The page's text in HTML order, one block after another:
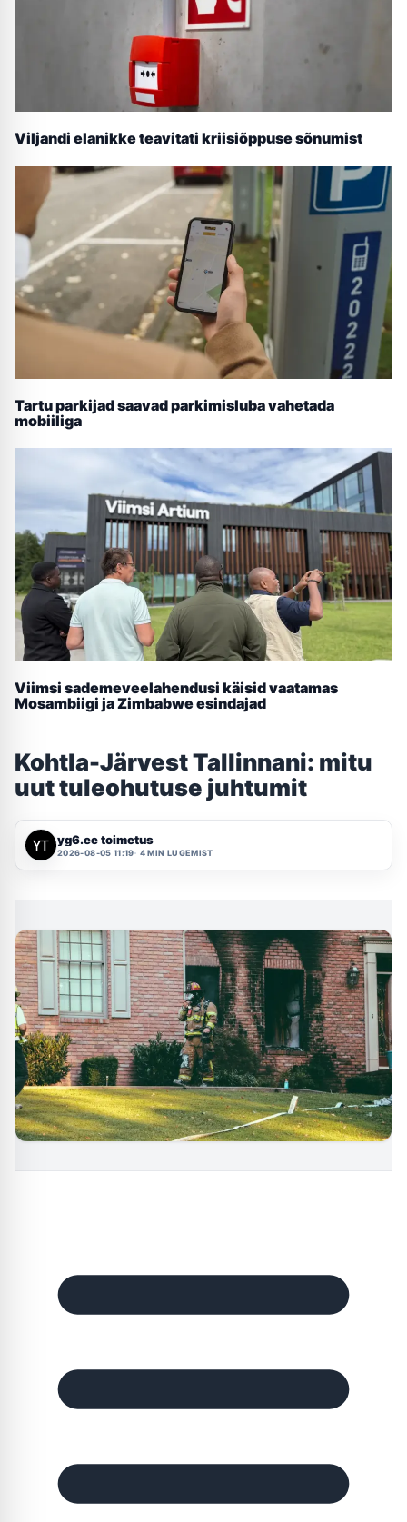
Viljandi elanikke teavitati kriisiõppuse sõnumist
Tartu parkijad saavad parkimisluba vahetada
mobiiliga
Viimsi sademeveelahendusi käisid vaatamas
Mosambiigi ja Zimbabwe esindajad
Kohtla-Järvest Tallinnani: mitu
uut tuleohutuse juhtumit
yg6.ee toimetus
2026-08-05 11:19 4 MIN LUGEMIST